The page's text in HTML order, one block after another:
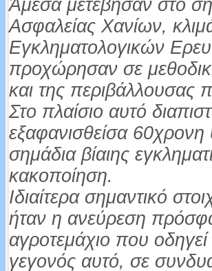
Άμεσα μετέβησαν στο
Ασφαλείας Χανίων,
Εγκληματολογικών
προχώρησαν σε
και της περιβάλλουσας
Στο πλαίσιο αυτό
εξαφανισθείσα
σημάδια βίαιης
κακοποίηση.
Ιδιαίτερα σημαντικό
ήταν η ανεύρεση
αγροτεμάχιο που
γεγονός αυτό, σε